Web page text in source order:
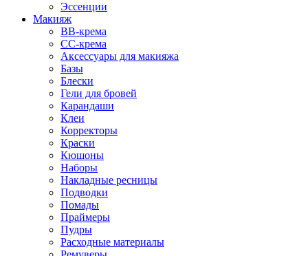
Эссенции
Макияж
BB-крема
CC-крема
Аксессуары для макияжа
Базы
Блески
Гели для бровей
Карандаши
Клеи
Корректоры
Краски
Кюшоны
Наборы
Накладные ресницы
Подводки
Помады
Праймеры
Пудры
Расходные материалы